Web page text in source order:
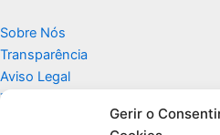
Gerir o
Sobre Nós
Transparência
Aviso Legal
Termos de Uso
Politicas de Privacidade e Cookies